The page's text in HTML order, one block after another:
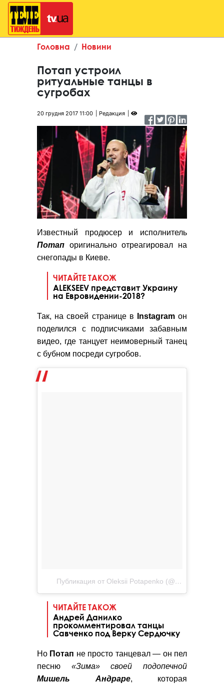
Головна Новини
Потап устроил
ритуальные танцы в
сугробах
20 грудня 2017 11:00 Редакция
Известный продюсер и исполнитель
Потап оригинально отреагировал на
снегопады в Киеве.
ЧИТАЙТЕ ТАКОЖ
ALEKSEEV представит Украину
на Евровидении-2018?
Так, на своей странице в Instagramон
поделился с подписчиками забавным
видео, где танцует неимоверный танец
с бубном посреди сугробов.
Публикация от Oleksii Potapenko (@realpotap)
ЧИТАЙТЕ ТАКОЖ
Андрей Данилко
прокомментировал танцы
Савченко под Верку Сердючку
Но Потап не просто танцевал — он пел
песню «Зима» своей подопечной
Мишель Андраре, которая